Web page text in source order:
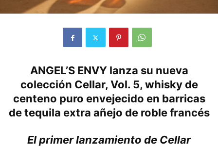
ANGEL’S ENVY lanza su nueva
colección Cellar, Vol. 5, whisky de
centeno puro envejecido en barricas
de tequila extra añejo de roble francés
El primer lanzamiento de Cellar